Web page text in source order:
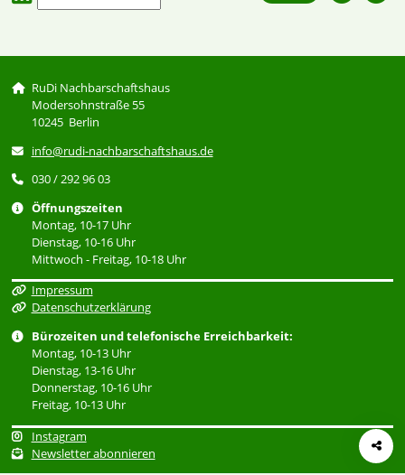
RuDi Nachbarschaftshaus
Modersohnstraße 55
10245 Berlin
info@rudi-nachbarschaftshaus.de
030 / 292 96 03
Öffnungszeiten
Montag, 10-17 Uhr
Dienstag, 10-16 Uhr
Mittwoch - Freitag, 10-18 Uhr
Impressum
Datenschutzerklärung
Bürozeiten und telefonische Erreichbarkeit:
Montag, 10-13 Uhr
Dienstag, 13-16 Uhr
Donnerstag, 10-16 Uhr
Freitag, 10-13 Uhr
Instagram
Newsletter abonnieren